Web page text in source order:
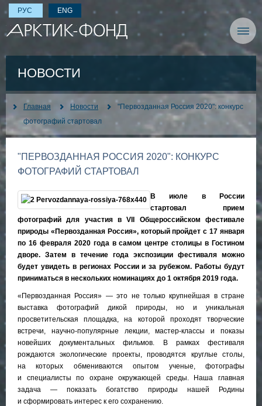
РУС ENG
НОВОСТИ
Главная Новости
"Первозданная Россия 2020": конкурс
фотографий стартовал
"ПЕРВОЗДАННАЯ РОССИЯ 2020": КОНКУРС
ФОТОГРАФИЙ СТАРТОВАЛ
В июле в России
стартовал прием
фотографий для участия в VII Общероссийском фестивале
природы «Первозданная Россия», который пройдет с 17 января
по 16 февраля 2020 года в самом центре столицы в Гостином
дворе. Затем в течение года экспозиции фестиваля можно
будет увидеть в регионах России и за рубежом. Работы будут
приниматься в нескольких номинациях до 1 октября 2019 года.
«Первозданная Россия» — это не только крупнейшая в стране
выставка фотографий дикой природы, но и уникальная
просветительская площадка, на которой проходят творческие
встречи, научно-популярные лекции, мастер-классы и показы
новейших документальных фильмов. В рамках фестиваля
рождаются экологические проекты, проводятся круглые столы,
на которых обмениваются опытом ученые, фотографы
и специалисты по охране окружающей среды. Наша главная
задача — показать богатство природы нашей Родины
и сформировать интерес к его сохранению.